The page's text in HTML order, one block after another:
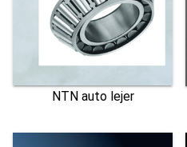
NTN auto lejer